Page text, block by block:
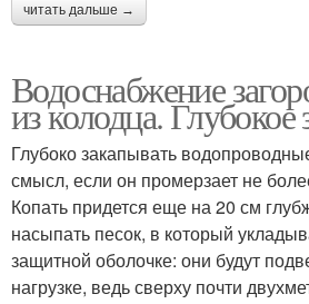
читать дальше →
Водоснабжение
из колодца. Глубокое
Глубоко закапывать
смысл, если он промерзает не
Копать придется еще на 20 см
насыпать песок, в который
защитной оболочке: они будут
нагрузке, ведь сверху почти